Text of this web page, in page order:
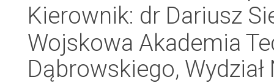
Kierownik: dr Dariusz
Wojskowa Akademia
Dąbrowskiego,